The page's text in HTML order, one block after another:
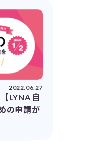
2022.06.27
LYNA 自
の申請が